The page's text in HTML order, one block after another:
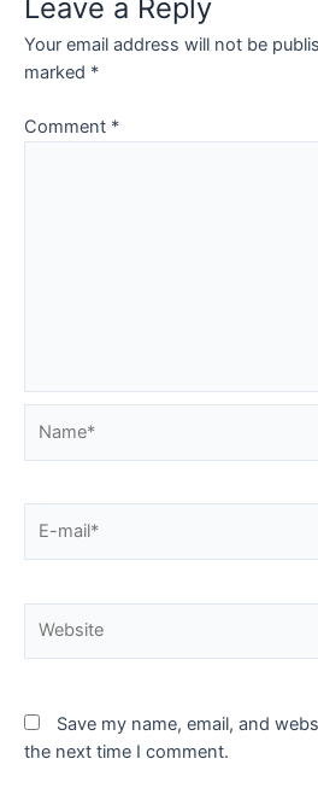
Leave a Reply
Your email address will not be
marked *
Comment *
mail*
Save my name, email, and
the next time I comment.